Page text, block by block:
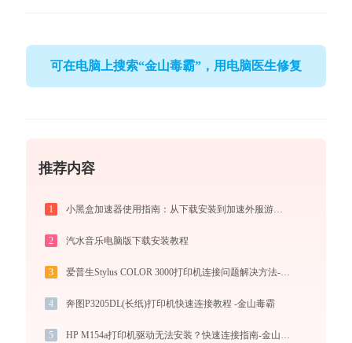
可在电脑上搜索“金山毒霸”，用电脑医生修复
推荐内容
1 小黑盒加速器使用指南：从下载安装到加速外服游戏，免费版够用吗
2 汽水音乐电脑版下载安装教程
3 爱普生Stylus COLOR 3000打印机连接问题解决方法-金山毒霸
4 奔图P3205DL(长纸)打印机快速连接教程 -金山毒霸
5